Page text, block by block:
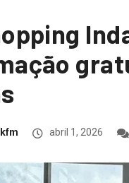
abril 1, 2026